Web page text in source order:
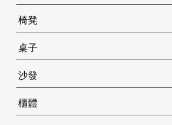
椅凳
桌子
沙發
櫃體